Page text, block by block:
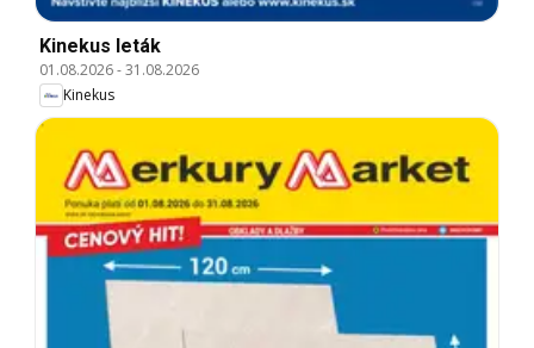
Kinekus leták
01.08.2026-31.08.2026
Kinekus